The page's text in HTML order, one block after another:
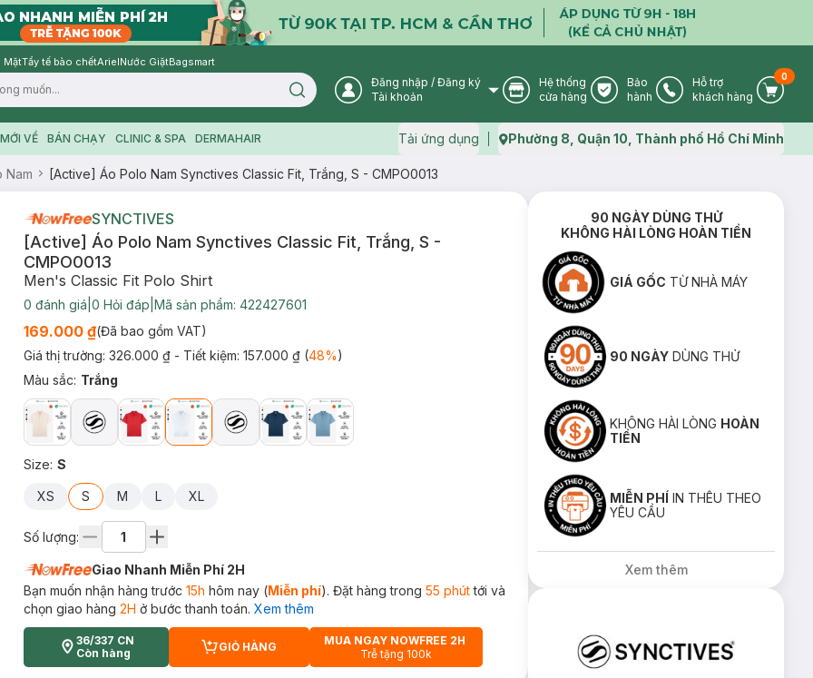
MặtTẩy tế bào chếtArielNước GiặtBagsmart
Search icon User Icon
Đăng nhập / Đăng ký
Tài khoản
Store Icon
Hệ thống
cửa hàng
Warranty Icon
Bảo
hành
Phone Icon
Hỗ trợ
khách hàng
Cart
0
VỀ BÁN CHẠY CLINIC & SPA DERMAHAIR Tải ứng dụng Map icon
Phường 8, Quận 10, Thành phố Hồ Chí Minh
Nam [Active] Áo Polo Nam Synctives Classic Fit, Trắng, S - CMPO0013
SYNCTIVES
[Active] Áo Polo Nam Synctives Classic Fit, Trắng, S -
CMPO0013
Men's Classic Fit Polo Shirt
0 đánh giá 0 Hỏi đáp Mã sản phẩm: 422427601
169.000 ₫(Đã bao gồm VAT)
Giá thị trường: 326.000 ₫ - Tiết kiệm: 157.000 ₫(48%)
Màu sắc: Trắng
Size: S
XS S M L XL
Số lượng:
Giao Nhanh Miễn Phí 2H
Bạn muốn nhận hàng trước 15h hôm nay (Miễn phí). Đặt hàng trong 55 phúttới và
chọn giao hàng 2H ở bước thanh toán. Xem thêm
36/337 CN
Còn hàng
CART PLUS ICON
GIỎ HÀNG
MUA NGAY NOWFREE 2H
Trễ tặng 100k
90 NGÀY DÙNG THỬ
KHÔNG HÀI LÒNG HOÀN TIỀN
GIÁ GỐC TỪ NHÀ MÁY
90 NGÀY DÙNG THỬ
KHÔNG HÀI LÒNG HOÀN
TIỀN
MIỄN PHÍ IN THÊU THEO
YÊU CẦU
Xem thêm